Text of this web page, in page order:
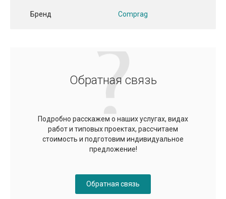
Бренд Comprag
Обратная связь
Подробно расскажем о наших услугах, видах
работ и типовых проектах, рассчитаем
стоимость и подготовим индивидуальное
предложение!
Обратная связь